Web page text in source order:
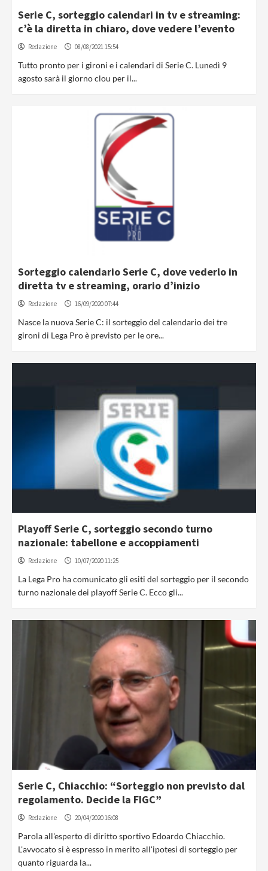
Serie C, sorteggio calendari in tv e streaming:
c’è la diretta in chiaro, dove vedere l’evento
Redazione 08/08/2021 15:54
Tutto pronto per i gironi e i calendari di Serie C. Lunedì 9
agosto sarà il giorno clou per il...
Sorteggio calendario Serie C, dove vederlo in
diretta tv e streaming, orario d’inizio
Redazione 16/09/2020 07:44
Nasce la nuova Serie C: il sorteggio del calendario dei tre
gironi di Lega Pro è previsto per le ore...
Playoff Serie C, sorteggio secondo turno
nazionale: tabellone e accoppiamenti
Redazione 10/07/2020 11:25
La Lega Pro ha comunicato gli esiti del sorteggio per il secondo
turno nazionale dei playoff Serie C. Ecco gli...
Serie C, Chiacchio: “Sorteggio non previsto dal
regolamento. Decide la FIGC”
Redazione 20/04/2020 16:08
Parola all'esperto di diritto sportivo Edoardo Chiacchio.
L'avvocato si è espresso in merito all'ipotesi di sorteggio per
quanto riguarda la...